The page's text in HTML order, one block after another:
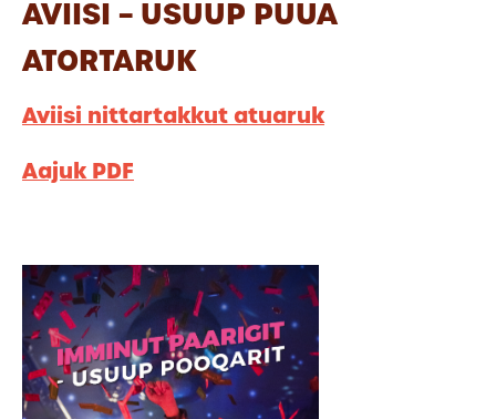
AVIISI – USUUP PUUA
ATORTARUK
Aviisi nittartakkut atuaruk
Aajuk PDF